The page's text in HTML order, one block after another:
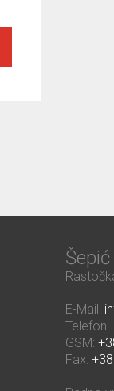
E-Mail:
Telefon:
GSM:
Fax: